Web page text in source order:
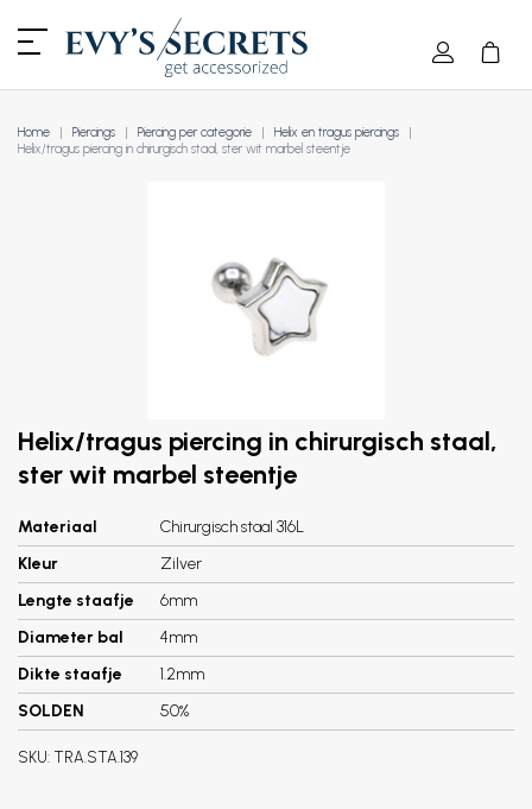
Home Piercings Piercing per categorie
Helix en tragus piercings
Helix/tragus piercing in chirurgisch staal, ster wit marbel steentje
Helix/tragus piercing in chirurgisch staal,
ster wit marbel steentje
Materiaal
Chirurgisch staal 316L
Kleur
Zilver
Lengte staafje
6mm
Diameter bal
4mm
Dikte staafje
1.2mm
SOLDEN
50%
SKU: TRA.STA.139